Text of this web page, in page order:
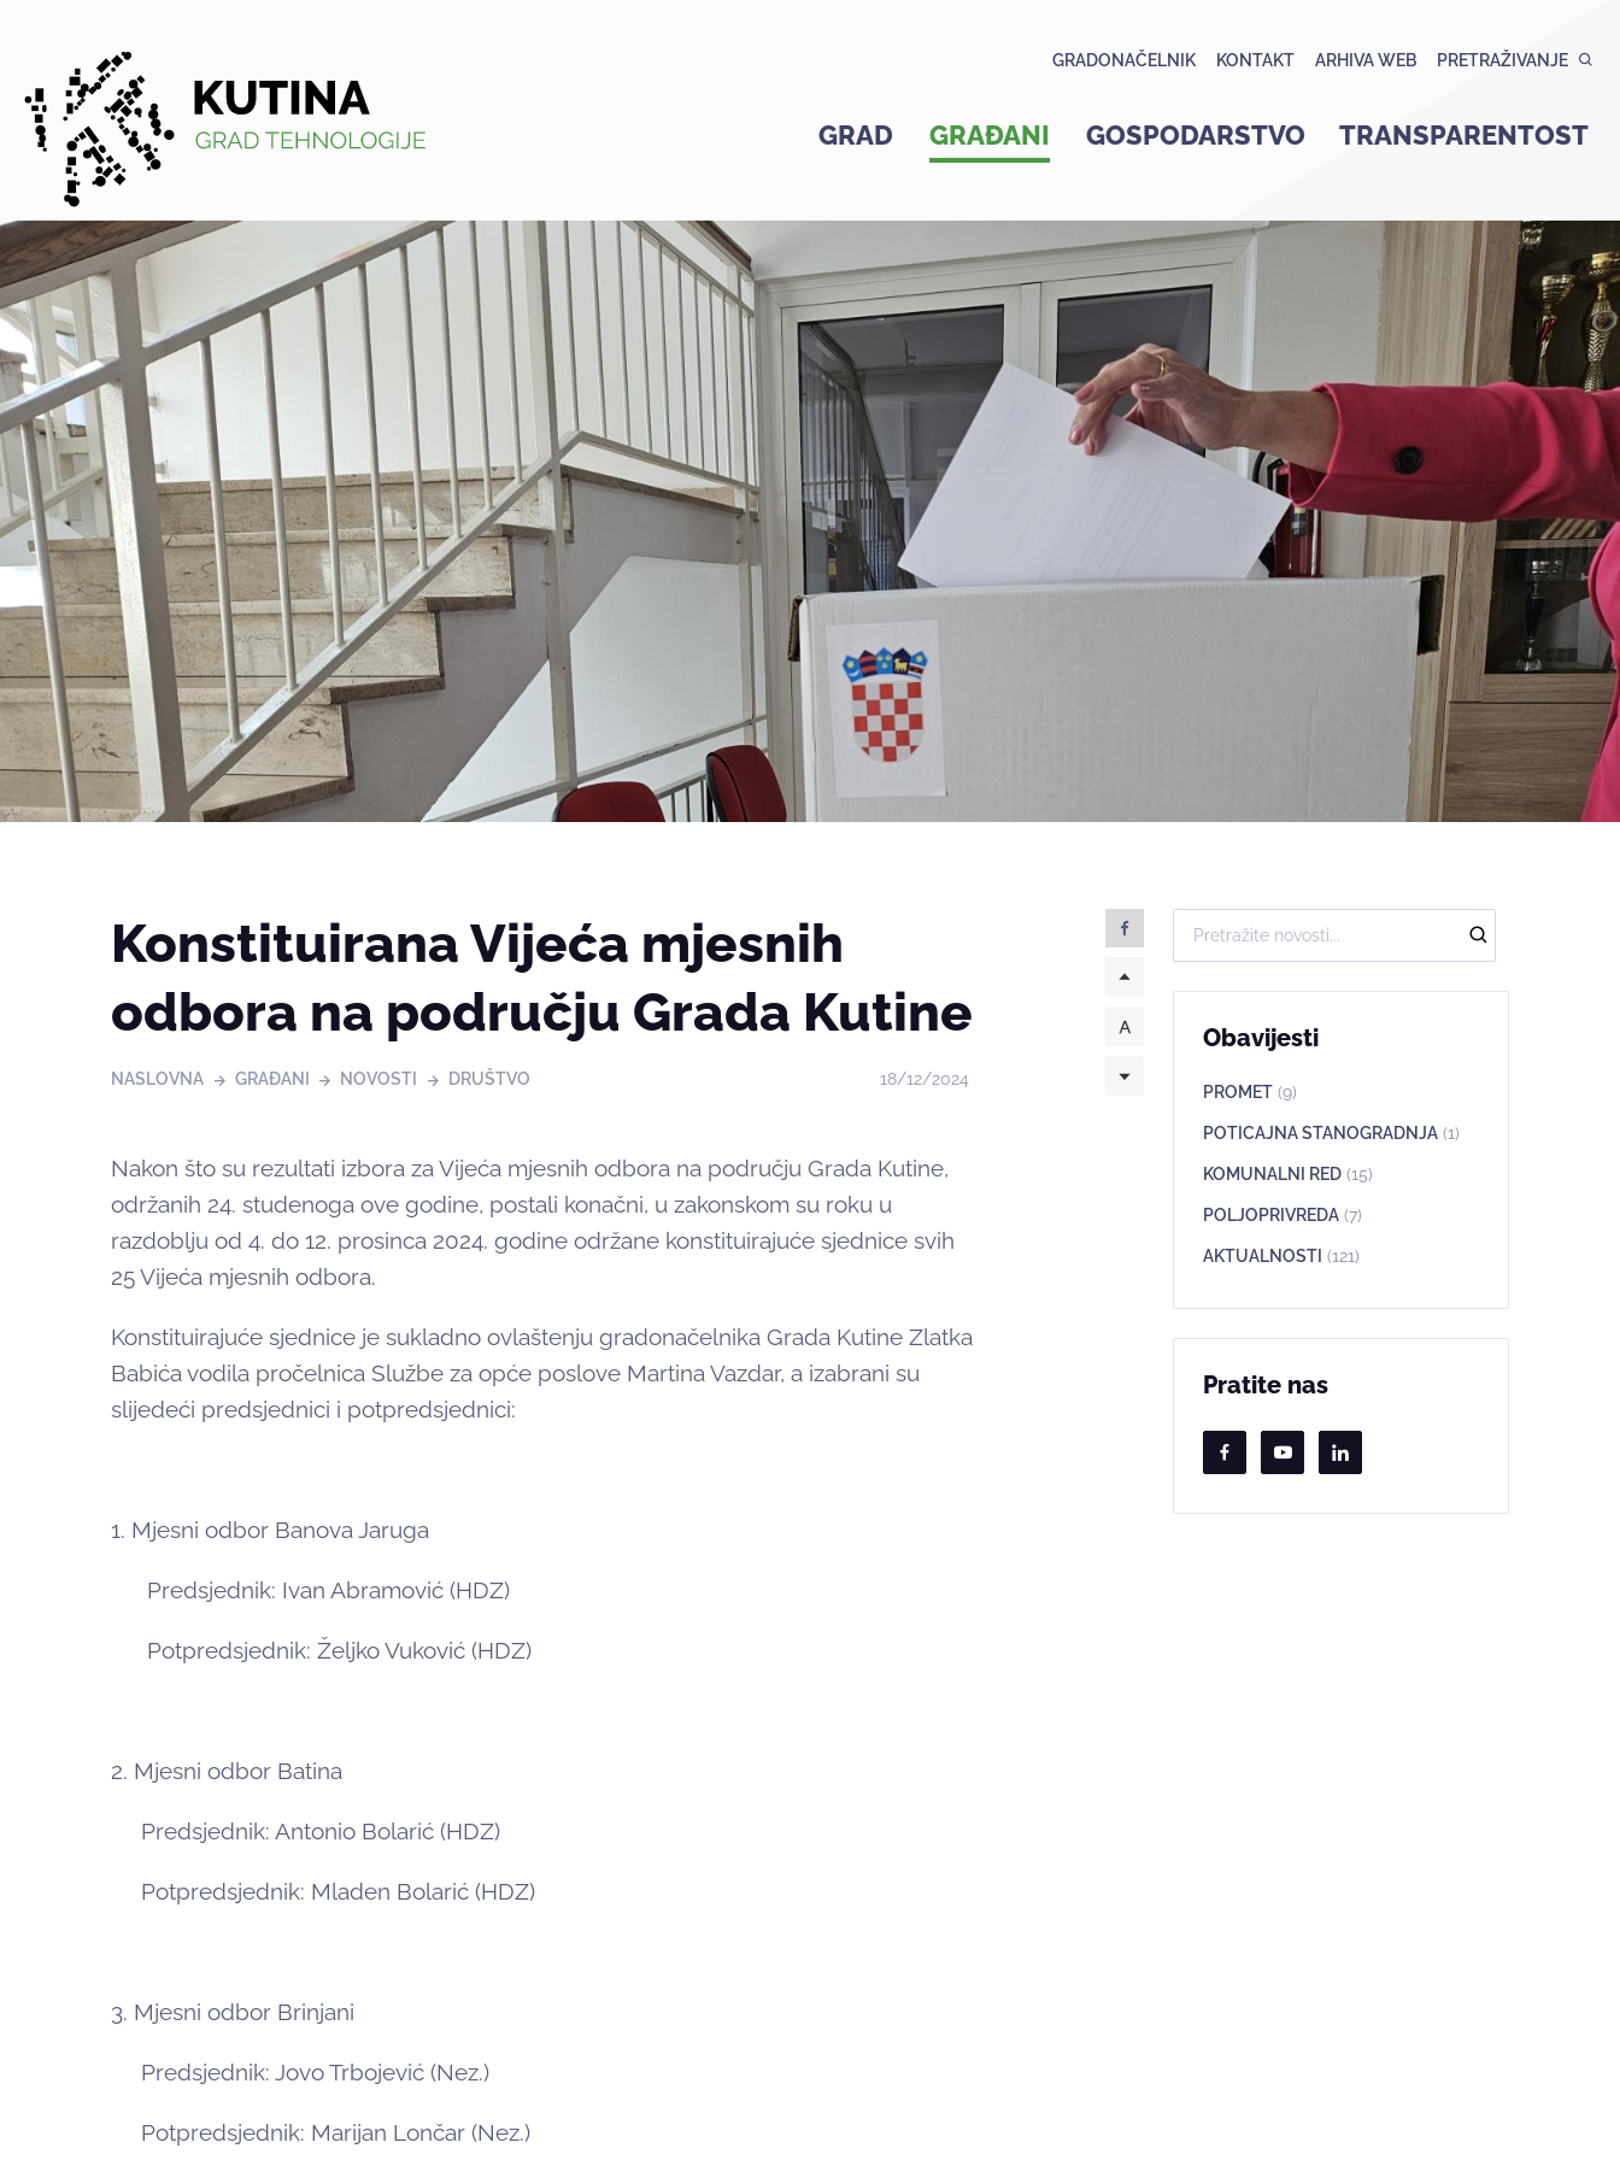
Kutina
GRADONAČELNIK KONTAKT ARHIVA WEB PRETRAŽIVANJE
GRAD GRAĐANI GOSPODARSTVO TRANSPARENTOST
Konstituirana Vijeća mjesnih
odbora na području Grada Kutine
NASLOVNA GRAĐANI NOVOSTI DRUŠTVO 18/12/2024
Nakon što su rezultati izbora za Vijeća mjesnih odbora na području Grada Kutine,
održanih 24. studenoga ove godine, postali konačni, u zakonskom su roku u
razdoblju od 4. do 12. prosinca 2024. godine održane konstituirajuće sjednice svih
25 Vijeća mjesnih odbora.
Konstituirajuće sjednice je sukladno ovlaštenju gradonačelnika Grada Kutine Zlatka
Babića vodila pročelnica Službe za opće poslove Martina Vazdar, a izabrani su
slijedeći predsjednici i potpredsjednici:
1. Mjesni odbor Banova Jaruga
Predsjednik: Ivan Abramović (HDZ)
Potpredsjednik: Željko Vuković (HDZ)
2. Mjesni odbor Batina
Predsjednik: Antonio Bolarić (HDZ)
Potpredsjednik: Mladen Bolarić (HDZ)
3. Mjesni odbor Brinjani
Predsjednik: Jovo Trbojević (Nez.)
Potpredsjednik: Marijan Lončar (Nez.)
Obavijesti
PROMET (9)
POTICAJNA STANOGRADNJA (1)
KOMUNALNI RED (15)
POLJOPRIVREDA (7)
AKTUALNOSTI (121)
Pratite nas